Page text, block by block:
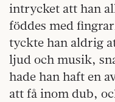
intrycket att han
föddes med
tyckte han aldrig
ljud och musik,
hade han haft en
att få inom dub,